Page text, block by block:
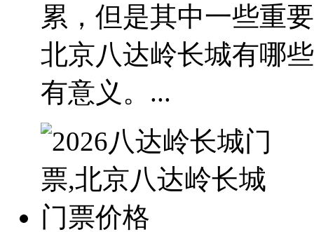
累，但是其中一些重
北京八达岭长城有哪
有意义。...